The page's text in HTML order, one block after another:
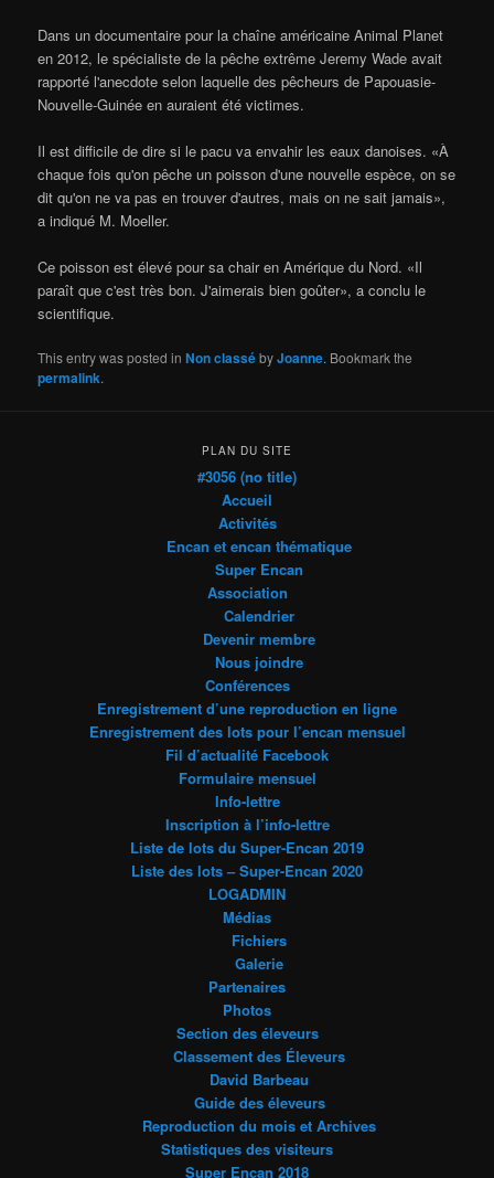
Dans un documentaire pour la chaîne américaine Animal Planet
en 2012, le spécialiste de la pêche extrême Jeremy Wade avait
rapporté l'anecdote selon laquelle des pêcheurs de Papouasie-
Nouvelle-Guinée en auraient été victimes.
Il est difficile de dire si le pacu va envahir les eaux danoises. «À
chaque fois qu'on pêche un poisson d'une nouvelle espèce, on se
dit qu'on ne va pas en trouver d'autres, mais on ne sait jamais»,
a indiqué M. Moeller.
Ce poisson est élevé pour sa chair en Amérique du Nord. «Il
paraît que c'est très bon. J'aimerais bien goûter», a conclu le
scientifique.
This entry was posted inNon classébyJoanne. Bookmark the
permalink.
PLAN DU SITE
#3056 (no title)
Accueil
Activités
Encan et encan thématique
Super Encan
Association
Calendrier
Devenir membre
Nous joindre
Conférences
Enregistrement d’une reproduction en ligne
Enregistrement des lots pour l’encan mensuel
Fil d’actualité Facebook
Formulaire mensuel
Info-lettre
Inscription à l’info-lettre
Liste de lots du Super-Encan 2019
Liste des lots – Super-Encan 2020
LOGADMIN
Médias
Fichiers
Galerie
Partenaires
Photos
Section des éleveurs
Classement des Éleveurs
David Barbeau
Guide des éleveurs
Reproduction du mois et Archives
Statistiques des visiteurs
Super Encan 2018